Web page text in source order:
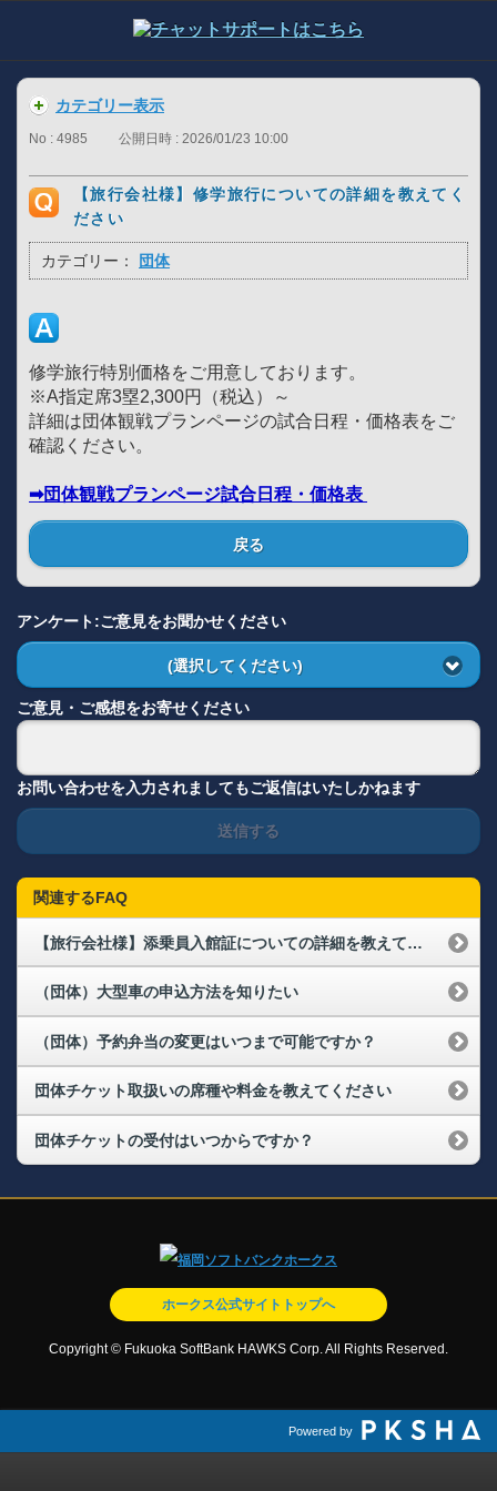
カテゴリー表示
No : 4985 公開日時 : 2026/01/23 10:00
【旅行会社様】修学旅行についての詳細を教えてく
ださい
カテゴリー： 団体
修学旅行特別価格をご用意しております。
※A指定席3塁2,300円（税込）～
詳細は団体観戦プランページの試合日程・価格表をご
確認ください。
➡団体観戦プランページ試合日程・価格表
戻る
アンケート:ご意見をお聞かせください
(選択してください)
ご意見・ご感想をお寄せください
お問い合わせを入力されましてもご返信はいたしかねます
送信する
関連するFAQ
【旅行会社様】添乗員入館証についての詳細を教えてください
（団体）大型車の申込方法を知りたい
（団体）予約弁当の変更はいつまで可能ですか？
団体チケット取扱いの席種や料金を教えてください
団体チケットの受付はいつからですか？
ホークス公式サイトトップへ
Copyright © Fukuoka SoftBank HAWKS Corp. All Rights Reserved.
Powered by